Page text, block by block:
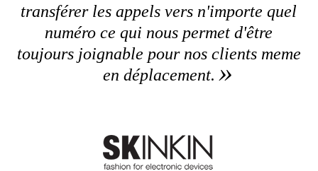
transférer les appels vers n'importe quel
numéro ce qui nous permet d'être
toujours joignable pour nos clients meme
en déplacement.